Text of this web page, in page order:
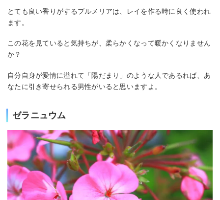
とても良い香りがするプルメリアは、レイを作る時に良く使われ
ます。
この花を見ていると気持ちが、柔らかくなって暖かくなりません
か？
自分自身が愛情に溢れて「陽だまり」のような人であるれば、あ
なたに引き寄せられる男性がいると思いますよ。
ゼラニュウム